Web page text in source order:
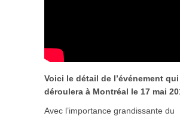
Voici le détail de l’événement
déroulera à Montréal le 17 mai
Avec l’importance grandissante du